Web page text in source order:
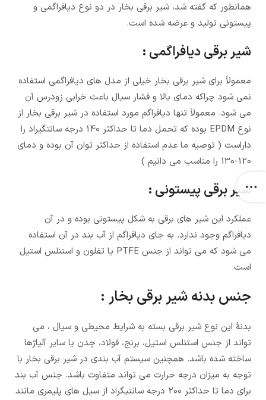
همانطور که گفته شد، شیر برقی بخار در دو نوع دیافراگمی و
پیستونی تولید و عرضه شده است.
شیر برقی دیافراگمی :
معمولاً برای شیر برقی بخار خیلی از مدل های دیافراگمی استفاده
نمی شود چراکه دمای بالا و فشار سیال باعث خرابی زودرس آن
می شود. معمولاً تنها دیافراگم مورد استفاده در شیر برقی بخار از
نوع EPDM بوده که تحمل دما تا حداکثر 140 درجه سانتگیراد را
داراست ( توصیه ما عدم استفاده از حداکثر توان آن بوده و دمای
120-130 را مناسب می دانیم )
شیر برقی پیستونی :
عملکرد این شیر های برقی به شکل پیستونی بوده و در آن
دیافراگم وجود ندارد. به جای دیافراگم از آب بند در آن استفاده
می شود که می تواند از جنس PTFE یا تفلون و استنلس استیل
است.
جنس بدنه شیر برقی بخار :
بدنۀ این نوع شیر برقی بسته به شرایط محیطی و سیال ، می
تواند از جنس استنلس استیل، برنج، فولاد، چدن یا سایر آلیاژها
ساخته شده باشد. همچنین سیستم آب بندی در شیر برقی بخار با
توجه به میزان درجه حرارت می تواند متفاوت باشد. جنس آب بند
برای دما تا حداکثر 200 درجه سانتیگراد از سیل های پلیمری مانند